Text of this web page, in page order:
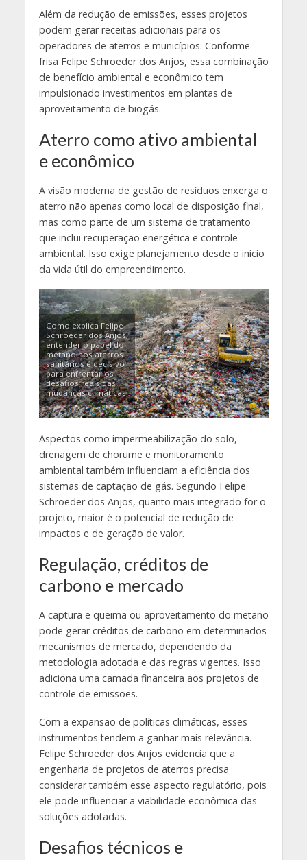
Além da redução de emissões, esses projetos
podem gerar receitas adicionais para os
operadores de aterros e municípios. Conforme
frisa Felipe Schroeder dos Anjos, essa combinação
de benefício ambiental e econômico tem
impulsionado investimentos em plantas de
aproveitamento de biogás.
Aterro como ativo ambiental
e econômico
A visão moderna de gestão de resíduos enxerga o
aterro não apenas como local de disposição final,
mas como parte de um sistema de tratamento
que inclui recuperação energética e controle
ambiental. Isso exige planejamento desde o início
da vida útil do empreendimento.
Como explica Felipe
Schroeder dos Anjos,
entender o papel do
metano nos aterros
sanitários é decisivo
para enfrentar os
desafios reais das
mudanças climáticas.
Aspectos como impermeabilização do solo,
drenagem de chorume e monitoramento
ambiental também influenciam a eficiência dos
sistemas de captação de gás. Segundo Felipe
Schroeder dos Anjos, quanto mais integrado for o
projeto, maior é o potencial de redução de
impactos e de geração de valor.
Regulação, créditos de
carbono e mercado
A captura e queima ou aproveitamento do metano
pode gerar créditos de carbono em determinados
mecanismos de mercado, dependendo da
metodologia adotada e das regras vigentes. Isso
adiciona uma camada financeira aos projetos de
controle de emissões.
Com a expansão de políticas climáticas, esses
instrumentos tendem a ganhar mais relevância.
Felipe Schroeder dos Anjos evidencia que a
engenharia de projetos de aterros precisa
considerar também esse aspecto regulatório, pois
ele pode influenciar a viabilidade econômica das
soluções adotadas.
Desafios técnicos e